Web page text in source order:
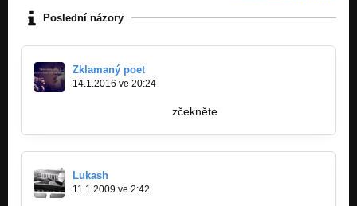
Poslední názory
Zklamaný poet
14.1.2016 ve 20:24
zčekněte
Lukash
11.1.2009 ve 2:42